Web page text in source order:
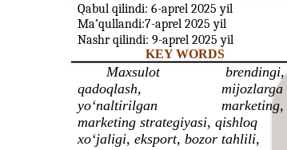
Qabul qilindi: 6-aprel 2025 yil
Ma’qullandi:7-aprel 2025 yil
Nashr qilindi: 9-aprel 2025 yil
KEY WORDS
Maxsulot
brendingi,
qadoqlash,
mijozlarga
yo‘naltirilgan
marketing,
marketing strategiyasi, qishloq
xo‘jaligi, eksport, bozor tahlili,